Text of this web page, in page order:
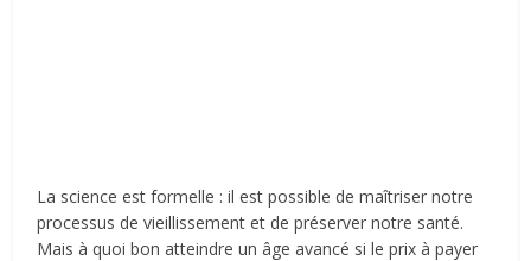
La science est formelle : il est possible de maîtriser notre
processus de vieillissement et de préserver notre santé.
Mais à quoi bon atteindre un âge avancé si le prix à payer